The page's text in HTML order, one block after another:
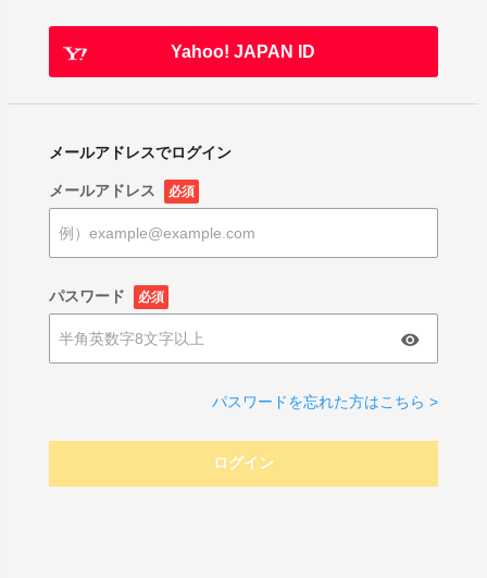
Yahoo! JAPAN ID
メールアドレスでログイン
メールアドレス 必須
パスワード 必須
パスワードを忘れた方はこちら >
ログイン